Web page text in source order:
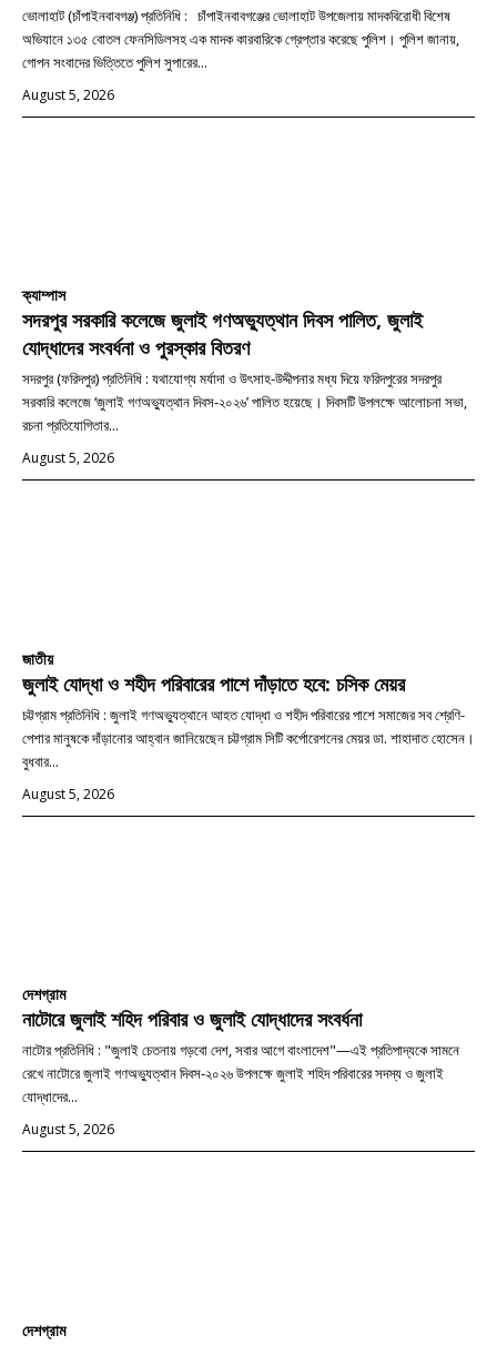
ভোলাহাট (চাঁপাইনবাবগঞ্জ) প্রতিনিধি : চাঁপাইনবাবগঞ্জের ভোলাহাট উপজেলায় মাদকবিরোধী বিশেষ
অভিযানে ১৩৫ বোতল ফেনসিডিলসহ এক মাদক কারবারিকে গ্রেপ্তার করেছে পুলিশ। পুলিশ জানায়,
গোপন সংবাদের ভিত্তিতে পুলিশ সুপারের...
August 5, 2026
ক্যাম্পাস
সদরপুর সরকারি কলেজে জুলাই গণঅভ্যুত্থান দিবস পালিত, জুলাই
যোদ্ধাদের সংবর্ধনা ও পুরস্কার বিতরণ
সদরপুর (ফরিদপুর) প্রতিনিধি : যথাযোগ্য মর্যাদা ও উৎসাহ-উদ্দীপনার মধ্য দিয়ে ফরিদপুরের সদরপুর
সরকারি কলেজে ‘জুলাই গণঅভ্যুত্থান দিবস-২০২৬’ পালিত হয়েছে। দিবসটি উপলক্ষে আলোচনা সভা,
রচনা প্রতিযোগিতার...
August 5, 2026
জাতীয়
জুলাই যোদ্ধা ও শহীদ পরিবারের পাশে দাঁড়াতে হবে: চসিক মেয়র
চট্টগ্রাম প্রতিনিধি : জুলাই গণঅভ্যুত্থানে আহত যোদ্ধা ও শহীদ পরিবারের পাশে সমাজের সব শ্রেণি-
পেশার মানুষকে দাঁড়ানোর আহ্বান জানিয়েছেন চট্টগ্রাম সিটি কর্পোরেশনের মেয়র ডা. শাহাদাত হোসেন।
বুধবার...
August 5, 2026
দেশগ্রাম
নাটোরে জুলাই শহিদ পরিবার ও জুলাই যোদ্ধাদের সংবর্ধনা
নাটোর প্রতিনিধি : "জুলাই চেতনায় গড়বো দেশ, সবার আগে বাংলাদেশ"—এই প্রতিপাদ্যকে সামনে
রেখে নাটোরে জুলাই গণঅভ্যুত্থান দিবস-২০২৬ উপলক্ষে জুলাই শহিদ পরিবারের সদস্য ও জুলাই
যোদ্ধাদের...
August 5, 2026
দেশগ্রাম